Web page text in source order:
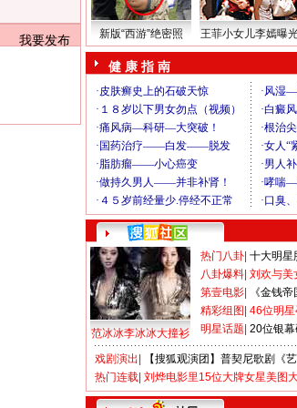
我要发布 新版“西游”绝密照 王菲小女儿李嫣曝
健 康 指 南
范冰冰李冰冰大撞衫
热门八卦 十大明星
八卦爆料 刘欢与美
第壹电影
《金钱
精彩组图 46位明星
明星话题 20位银
戏剧演出
【搜狐观演团】普契尼歌剧《
热门连载 刘烨电影里15位大牌女星美图